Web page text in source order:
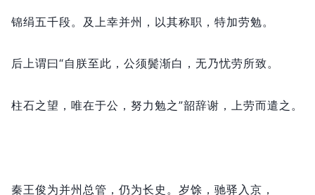
锦绢五千段。 及上幸并州， 以其称职， 特加劳勉。
后上谓曰“自朕至此， 公须鬓渐白， 无乃忧劳所致。
柱石之望， 唯在于公， 努力勉之”韶辞谢， 上劳而遣之。
秦王俊为并州总管， 仍为长史。 岁馀， 驰驿入京，